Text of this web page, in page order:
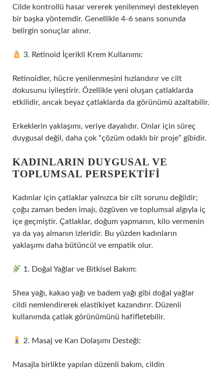
Cilde kontrollü hasar vererek yenilenmeyi destekleyen
bir başka yöntemdir. Genellikle 4-6 seans sonunda
belirgin sonuçlar alınır.
3. Retinoid İçerikli Krem Kullanımı:
Retinoidler, hücre yenilenmesini hızlandırır ve cilt
dokusunu iyileştirir. Özellikle yeni oluşan çatlaklarda
etkilidir, ancak beyaz çatlaklarda da görünümü azaltabilir.
Erkeklerin yaklaşımı, veriye dayalıdır. Onlar için süreç
duygusal değil, daha çok “çözüm odaklı bir proje” gibidir.
KADINLARIN DUYGUSAL VE
TOPLUMSAL PERSPEKTIFI
Kadınlar için çatlaklar yalnızca bir cilt sorunu değildir;
çoğu zaman beden imajı, özgüven ve toplumsal algıyla iç
içe geçmiştir. Çatlaklar, doğum yapmanın, kilo vermenin
ya da yaş almanın izleridir. Bu yüzden kadınların
yaklaşımı daha bütüncül ve empatik olur.
1. Doğal Yağlar ve Bitkisel Bakım:
Shea yağı, kakao yağı ve badem yağı gibi doğal yağlar
cildi nemlendirerek elastikiyet kazandırır. Düzenli
kullanımda çatlak görünümünü hafifletebilir.
2. Masaj ve Kan Dolaşımı Desteği:
Masajla birlikte yapılan düzenli bakım, cildin